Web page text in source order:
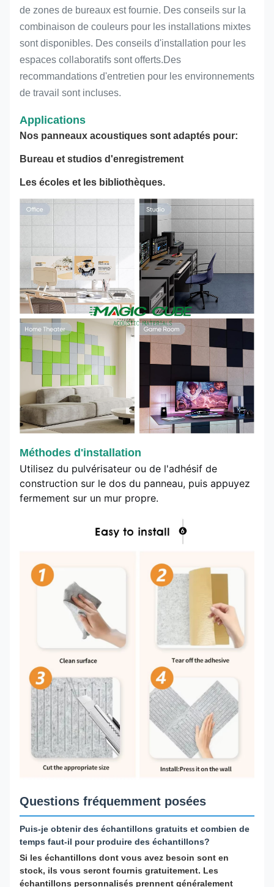
de zones de bureaux est fournie. Des conseils sur la
combinaison de couleurs pour les installations mixtes
sont disponibles. Des conseils d'installation pour les
espaces collaboratifs sont offerts.Des
recommandations d'entretien pour les environnements
de travail sont incluses.
Applications
Nos panneaux acoustiques sont adaptés pour:
Bureau et studios d'enregistrement
Les écoles et les bibliothèques.
Méthodes d'installation
Utilisez du pulvérisateur ou de l'adhésif de
construction sur le dos du panneau, puis appuyez
fermement sur un mur propre.
Questions fréquemment posées
Puis-je obtenir des échantillons gratuits et combien de
temps faut-il pour produire des échantillons?
Si les échantillons dont vous avez besoin sont en
stock, ils vous seront fournis gratuitement. Les
échantillons personnalisés prennent généralement